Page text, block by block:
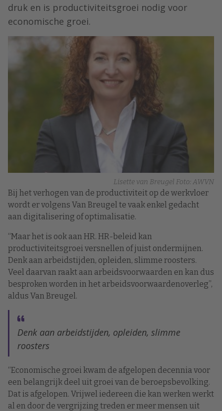
druk en is productiviteitsgroei nodig voor
economische groei.
Lisette van Breugel Foto: AWVN
Bij het verhogen van de productiviteit op de werkvloer
wordt er volgens Van Breugel te vaak enkel gedacht
aan digitalisering of optimalisatie.
“Maar het is ook aan HR. HR-beleid kan
productiviteitsgroei versnellen of juist ondermijnen.
Denk aan arbeidstijden, opleiden, slimme roosters.
Veel daarvan raakt aan arbeidsvoorwaarden en kan dus
besproken worden in het arbeidsvoorwaardenoverleg”,
aldus Van Breugel.
Denk aan arbeidstijden, opleiden, slimme
roosters
“Economische groei kwam de afgelopen decennia voor
een belangrijk deel uit groei van de beroepsbevolking.
Dat is afgelopen. Vrijwel iedereen die kan werken werkt
al en door de vergrijzing treden er meer mensen uit